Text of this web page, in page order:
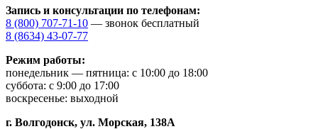
Запись и консультации по телефонам:
8 (800) 707-71-10 — звонок бесплатный
8 (8634) 43-07-77
Режим работы:
понедельник — пятница: с 10:00 до 18:00
суббота: с 9:00 до 17:00
воскресенье: выходной
г. Волгодонск, ул. Морская, 138А